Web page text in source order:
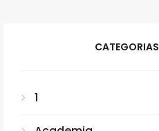
CATEGORIAS
1